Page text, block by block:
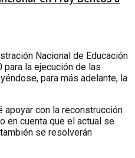
Nacional de Educación
para la ejecución de las
para más adelante, la
apoyar con la reconstrucción
en cuenta que el actual se
se resolverán